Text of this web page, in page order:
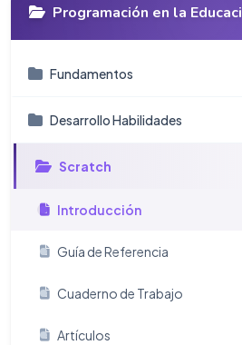
Programación en la
Fundamentos
Desarrollo Habilidades
Scratch
Introducción
Guía de Referencia
Cuaderno de Trabajo
Artículos